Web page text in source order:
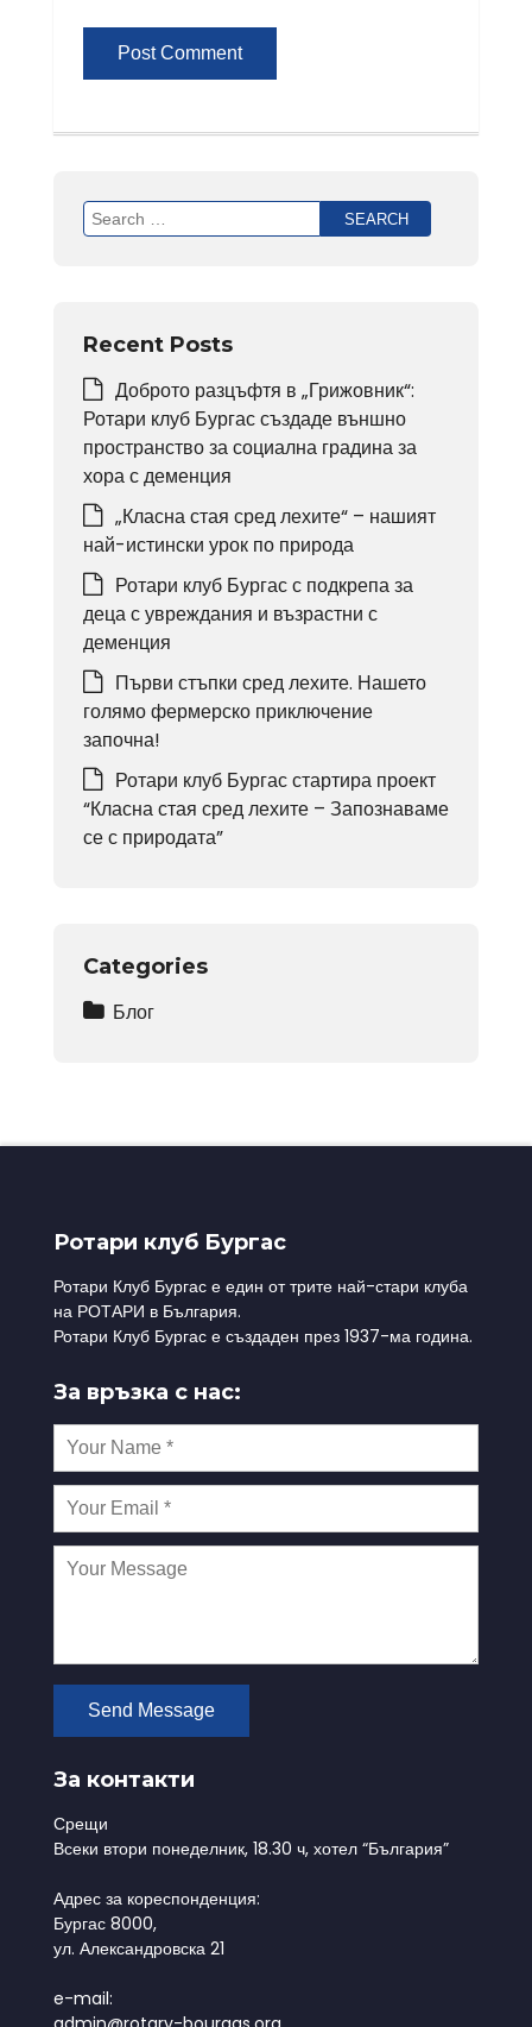
Search
for:
Recent Posts
Доброто разцъфтя в „Грижовник“:
Ротари клуб Бургас създаде външно
пространство за социална градина за
хора с деменция
„Класна стая сред лехите“ – нашият
най-истински урок по природа
Ротари клуб Бургас с подкрепа за
деца с увреждания и възрастни с
деменция
Първи стъпки сред лехите. Нашето
голямо фермерско приключение
започна!
Ротари клуб Бургас стартира проект
“Класна стая сред лехите – Запознаваме
се с природата”
Categories
Блог
Ротари клуб Бургас
Ротари Клуб Бургас е един от трите най-стари клуба
на РОТАРИ в България.
Ротари Клуб Бургас е създаден през 1937-ма година.
За връзка с нас:
За контакти
Срещи
Всеки втори понеделник, 18.30 ч, хотел “България”
Адрес за кореспонденция:
Бургас 8000,
ул. Александровска 21
e-mail: